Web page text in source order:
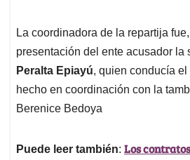
La coordinadora de la repartija
presentación del ente acusador la
Peralta Epiayú, quien conducía
hecho en coordinación con la
Berenice Bedoya
Puede leer también: Los